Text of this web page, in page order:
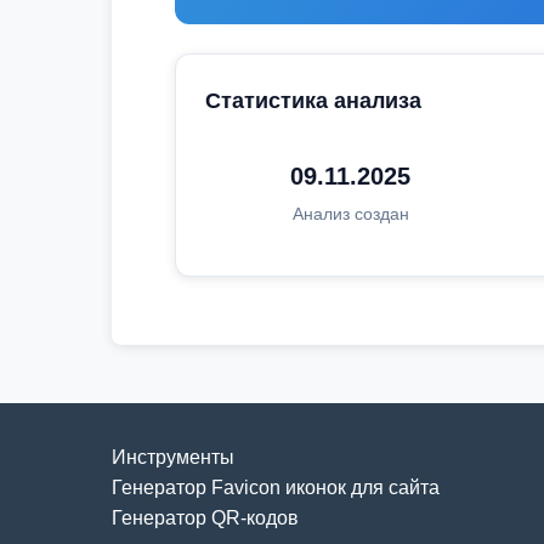
Статистика анализа
09.11.2025
Анализ создан
Инструменты
Генератор Favicon иконок для сайта
Генератор QR-кодов